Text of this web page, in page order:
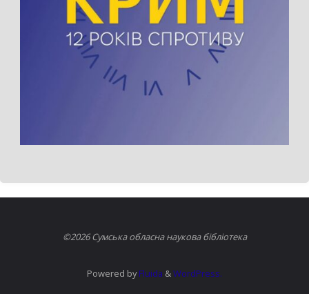
©2026 Сумська обласна наукова бібліотека
Powered byFluida &WordPress.